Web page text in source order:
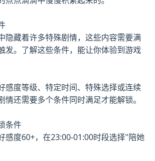
隐藏着许多特殊剧情，这些内容需要满
发。了解这些条件，能让你体验到游戏
感度等级、特定时间、特殊选择或连续
情还需要多个条件同时满足才能解锁。
条件
感度60+，在23:00-01:00时段选择"陪她